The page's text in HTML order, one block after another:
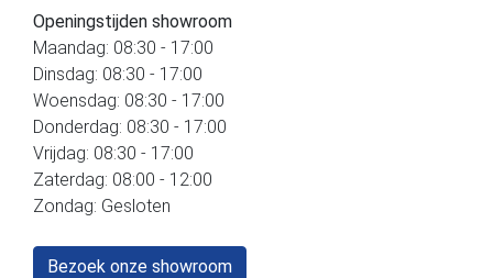
Openingstijden showroom
Maandag: 08:30 - 17:00
Dinsdag: 08:30 - 17:00
Woensdag: 08:30 - 17:00
Donderdag: 08:30 - 17:00
Vrijdag: 08:30 - 17:00
Zaterdag: 08:00 - 12:00
Zondag: Gesloten
Bezoek onze showroom